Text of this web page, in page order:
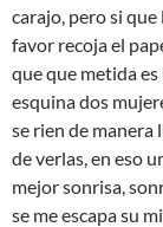
carajo, pero si
favor recoja el
que que metida
esquina dos
se rien de
de verlas, en eso
mejor sonrisa,
se me escapa su